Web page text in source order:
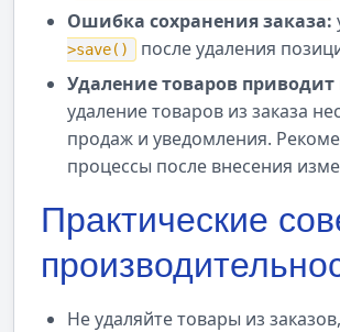
Ошибка сохранения заказа:
>save()
после удаления
Удаление товаров
удаление товаров из заказа
продаж и уведомления.
процессы после внесения
Практические
Не удаляйте товары из